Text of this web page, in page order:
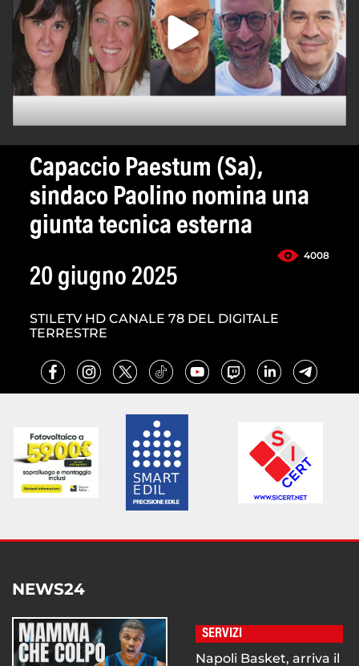
Capaccio Paestum (Sa),
sindaco Paolino nomina una
giunta tecnica esterna
4008
20 giugno 2025
STILETV HD CANALE 78 DEL DIGITALE
TERRESTRE
NEWS24
SERVIZI
Napoli Basket, arriva il